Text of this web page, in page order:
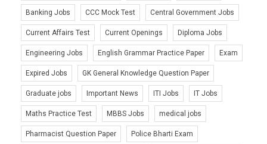
Banking Jobs CCC Mock Test Central Government Jobs
Current Affairs Test Current Openings Diploma Jobs
Engineering Jobs English Grammar Practice Paper Exam
Expired Jobs GK General Knowledge Question Paper
Graduate jobs Important News ITI Jobs IT Jobs
Maths Practice Test MBBS Jobs medical jobs
Pharmacist Question Paper Police Bharti Exam